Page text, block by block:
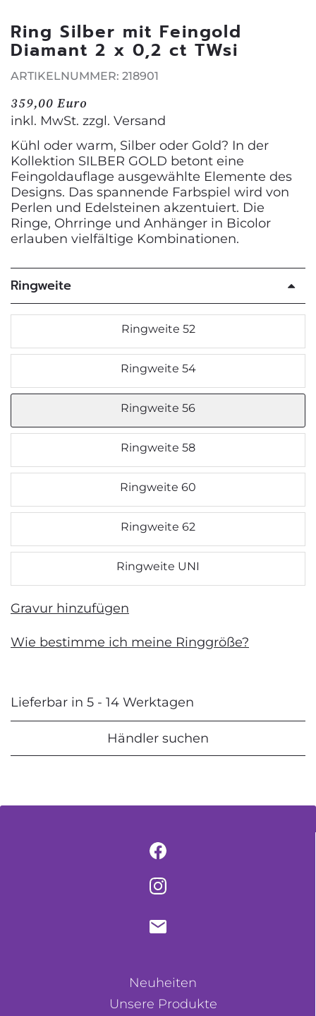
Ring Silber mit Feingold
Diamant 2 x 0,2 ct TWsi
ARTIKELNUMMER: 218901
359,00 Euro
inkl. MwSt. zzgl. Versand
Kühl oder warm, Silber oder Gold? In der
Kollektion SILBER GOLD betont eine
Feingoldauflage ausgewählte Elemente des
Designs. Das spannende Farbspiel wird von
Perlen und Edelsteinen akzentuiert. Die
Ringe, Ohrringe und Anhänger in Bicolor
erlauben vielfältige Kombinationen.
Ringweite
Ringweite 52
Ringweite 54
Ringweite 56
Ringweite 58
Ringweite 60
Ringweite 62
Ringweite UNI
Gravur hinzufügen
Wie bestimme ich meine Ringgröße?
Lieferbar in 5 - 14 Werktagen
Händler suchen
Neuheiten
Unsere Produkte